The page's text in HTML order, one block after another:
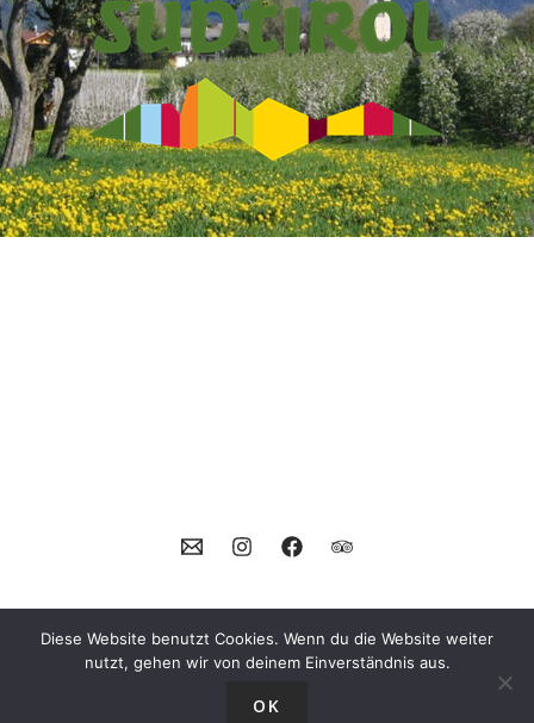
Diese Website benutzt Cookies. Wenn du die Website weiter
nutzt, gehen wir von deinem Einverständnis aus.
OK